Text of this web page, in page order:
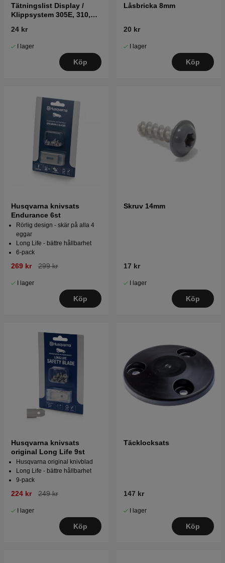
Tätningslist Display /
Klippsystem 305E, 310,
Nera
24 kr
I lager
Köp
Låsbricka 8mm
20 kr
I lager
Köp
Husqvarna knivsats
Endurance 6st
Rörlig design - skär på alla 4
eggar
Long Life - bättre hållbarhet
6-pack
269 kr 299 kr
I lager
Köp
Skruv 14mm
17 kr
I lager
Köp
Husqvarna knivsats
original Long Life 9st
Husqvarna original knivblad
Long Life - bättre hållbarhet
9-pack
224 kr 249 kr
I lager
Köp
Täcklocksats
147 kr
I lager
Köp